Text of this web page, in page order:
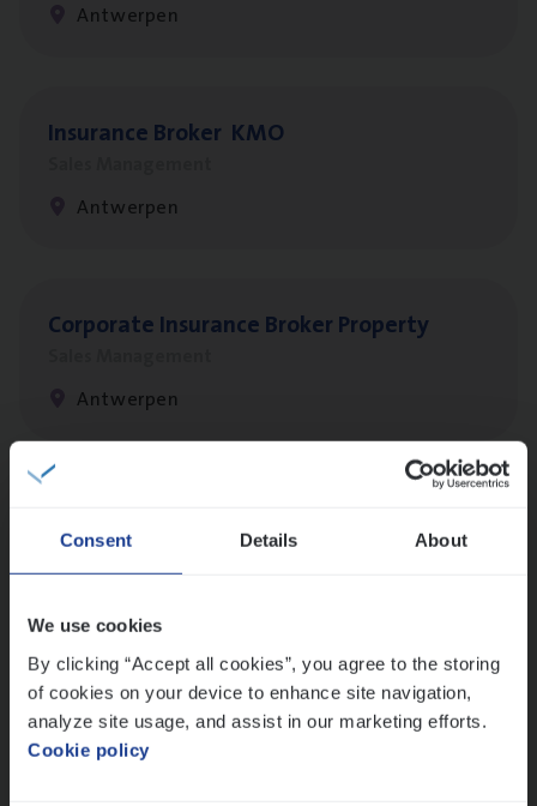
Consent Details About
We use cookies
By clicking “Accept all cookies”, you agree to the storing
of cookies on your device to enhance site navigation,
analyze site usage, and assist in our marketing efforts.
Cookie policy
Antwerpen
Insu­ran­ce Bro­ker KMO
Antwerpen
Cor­po­ra­te Insu­ran­ce Bro­ker Property
Antwerpen
Claims Management
Busi­ness Mana­ger Mari­ne Cargo
People Management, Sales Management